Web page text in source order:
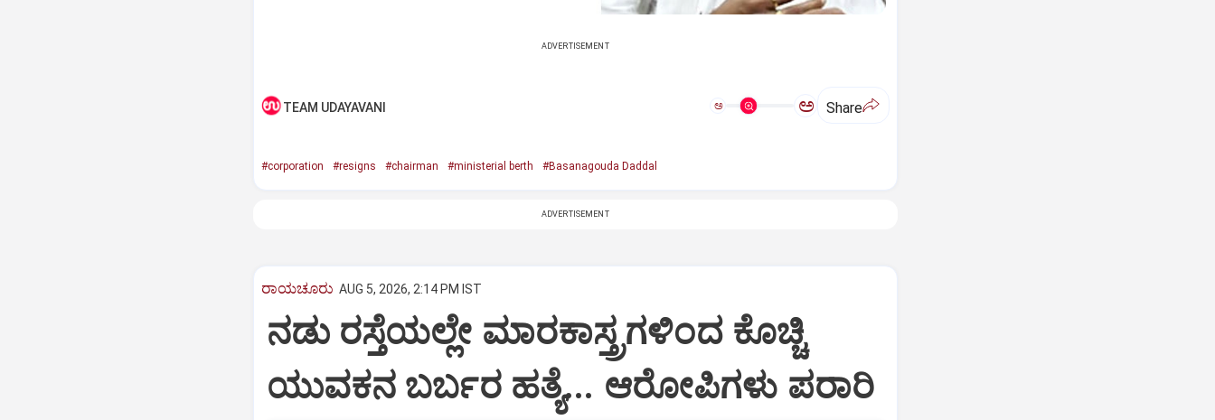
ADVERTISEMENT
TEAM UDAYAVANI ಅ ಅ Share
#corporation #resigns #chairman #ministerial berth #Basanagouda Daddal
ADVERTISEMENT
ರಾಯಚೂರು AUG 5, 2026, 2:14 PM IST
ನಡು ರಸ್ತೆಯಲ್ಲೇ ಮಾರಕಾಸ್ತ್ರಗಳಿಂದ ಕೊಚ್ಚಿ
ಯುವಕನ ಬರ್ಬರ ಹತ್ಯೆ... ಆರೋಪಿಗಳು ಪರಾರಿ